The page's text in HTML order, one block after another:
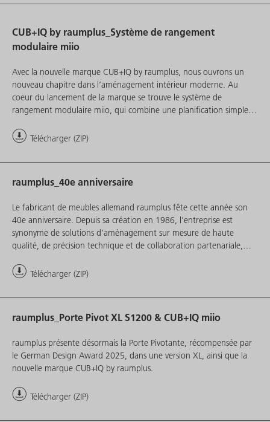
CUB+IQ by raumplus_Système de rangement
modulaire miio
Avec la nouvelle marque CUB+IQ by raumplus, nous ouvrons un
nouveau chapitre dans l‘aménagement intérieur moderne. Au
coeur du lancement de la marque se trouve le système de
rangement modulaire miio, qui combine une planification simple,
individuelles dans un concept bien pensé.
Télécharger (ZIP)
raumplus_40e anniversaire
Le fabricant de meubles allemand raumplus fête cette année son
40e anniversaire. Depuis sa création en 1986, l'entreprise est
synonyme de solutions d'aménagement sur mesure de haute
qualité, de précision technique et de collaboration partenariale,
Télécharger (ZIP)
raumplus_Porte Pivot XL S1200 & CUB+IQ miio
raumplus présente désormais la Porte Pivotante, récompensée par
le German Design Award 2025, dans une version XL, ainsi que la
nouvelle marque CUB+IQ by raumplus.
Télécharger (ZIP)